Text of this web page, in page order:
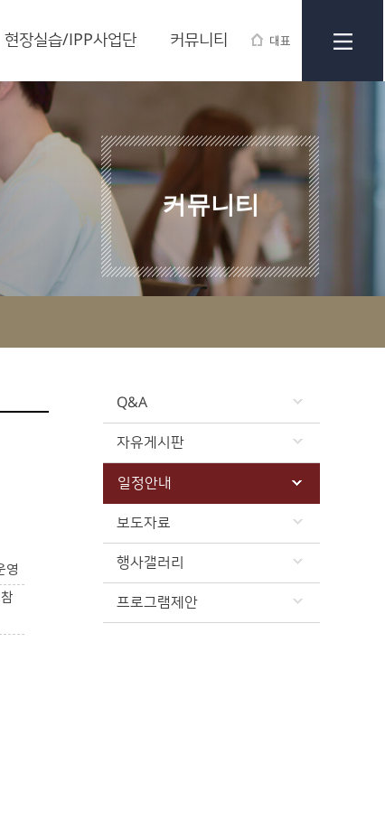
대표
현장실습/IPP사업단 커뮤니티
커뮤니티
Q&A
자유게시판
일정안내
보도자료
행사갤러리
프로그램제안
영